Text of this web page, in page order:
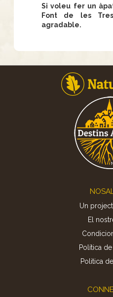
Si voleu fer un
Font de les
agradable.
Un
El
Política
Politica